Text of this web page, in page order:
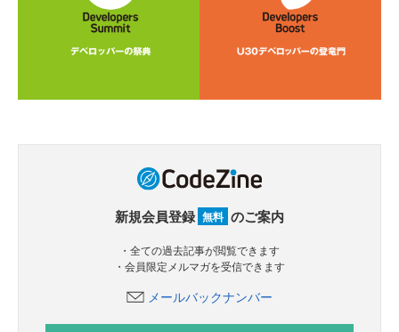
新規会員登録 無料 のご案内
・全ての過去記事が閲覧できます
・会員限定メルマガを受信できます
メールバックナンバー